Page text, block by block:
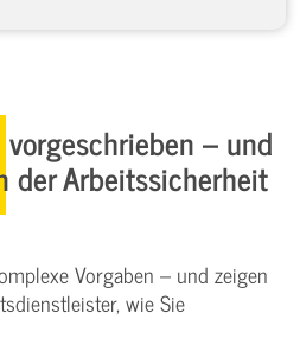
– und
der Arbeitssicherheit
Vorgaben – und zeigen
wie Sie